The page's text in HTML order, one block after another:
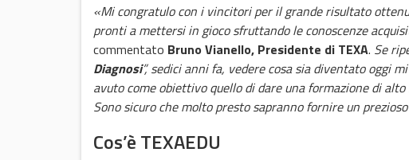
«Mi congratulo con i vincitori per il grande risultato
pronti a mettersi in gioco sfruttando le conoscenze
commentato Bruno Vianello, Presidente di TEXA. Se
Diagnosi”, sedici anni fa, vedere cosa sia diventato oggi
avuto come obiettivo quello di dare una formazione di
Sono sicuro che molto presto sapranno fornire un
Cos’è TEXAEDU